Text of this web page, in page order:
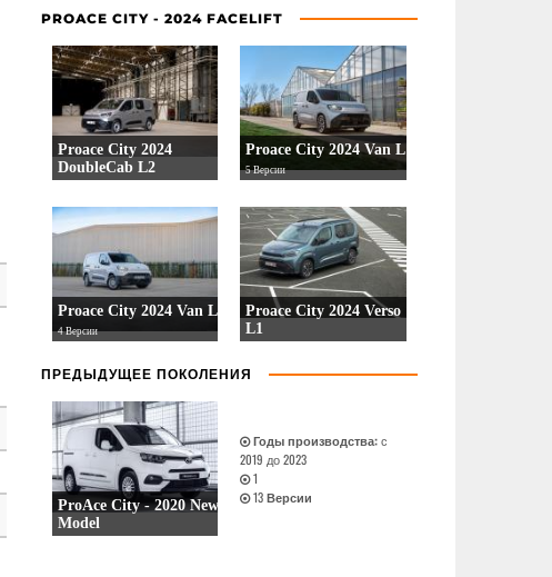
PROACE CITY - 2024 FACELIFT
Proace City 2024
DoubleCab L2
Proace City 2024 Van L1
5 Версии
Proace City 2024 Van L2
4 Версии
Proace City 2024 Verso
L1
ПРЕДЫДУЩЕЕ ПОКОЛЕНИЯ
ProAce City - 2020 New
Model
Годы производства:с
2019 до 2023
1
13Версии